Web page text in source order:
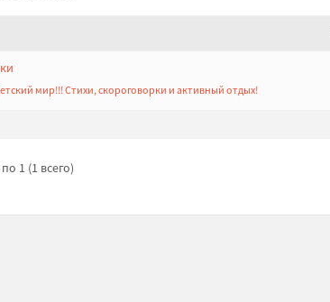
мир!!! Стихи, скороговорки и активный отдых!
1 (1 всего)